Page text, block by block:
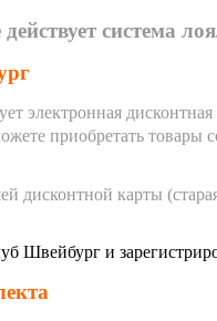
система
электронная
приобретать товары
дисконтной карты
Швейбург и